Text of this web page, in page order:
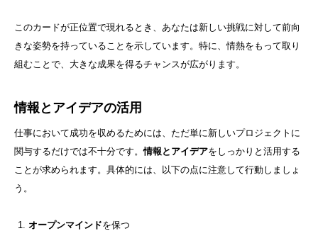
このカードが正位置で現れるとき、あなたは新しい挑戦に対して前向
きな姿勢を持っていることを示しています。特に、情熱をもって取り
組むことで、大きな成果を得るチャンスが広がります。
情報とアイデアの活用
仕事において成功を収めるためには、ただ単に新しいプロジェクトに
関与するだけでは不十分です。情報とアイデアをしっかりと活用する
ことが求められます。具体的には、以下の点に注意して行動しましょ
う。
オープンマインドを保つ